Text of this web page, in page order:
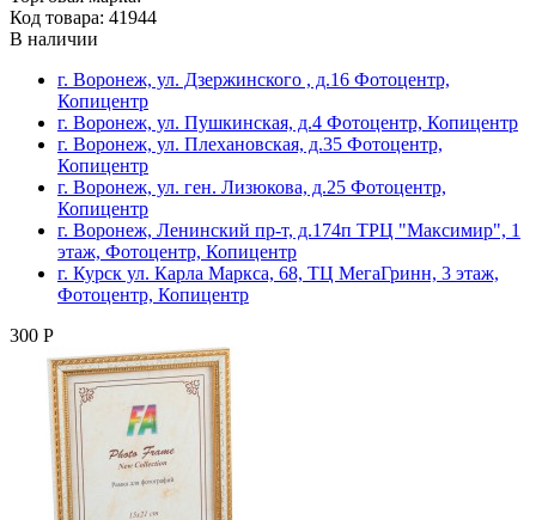
Код товара: 41944
В наличии
г. Воронеж, ул. Дзержинского , д.16 Фотоцентр,
Копицентр
г. Воронеж, ул. Пушкинская, д.4 Фотоцентр, Копицентр
г. Воронеж, ул. Плехановская, д.35 Фотоцентр,
Копицентр
г. Воронеж, ул. ген. Лизюкова, д.25 Фотоцентр,
Копицентр
г. Воронеж, Ленинский пр-т, д.174п ТРЦ "Максимир", 1
этаж, Фотоцентр, Копицентр
г. Курск ул. Карла Маркса, 68, ТЦ МегаГринн, 3 этаж,
Фотоцентр, Копицентр
300 Р